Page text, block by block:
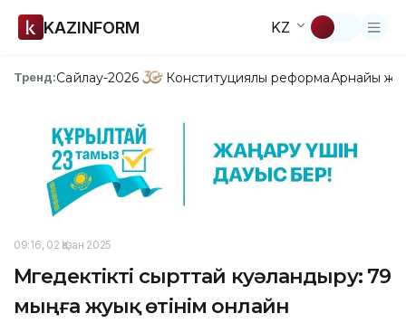
KAZINFORM KZ
Тренд:Сайлау-2026 Конституциялық реформаАрнайы
09:16, 02 Қазан 2025
Мүгедектікті сырттай куәландыру: 79
мыңға жуық өтінім онлайн